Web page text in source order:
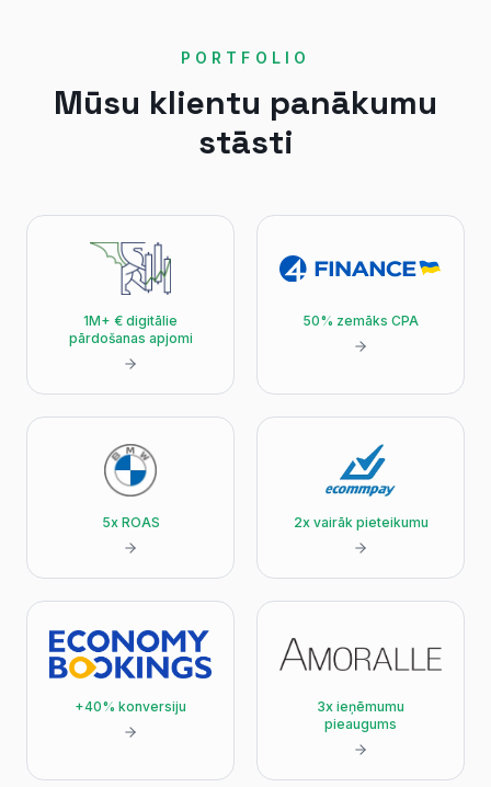
PORTFOLIO
Mūsu klientu panākumu
stāsti
1M+ € digitālie
pārdošanas apjomi
50% zemāks CPA
5x ROAS 2x vairāk pieteikumu
+40% konversiju
3x ieņēmumu
pieaugums